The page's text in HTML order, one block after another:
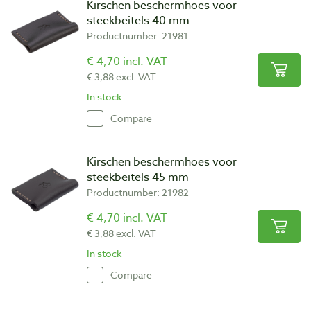
Kirschen beschermhoes voor
steekbeitels 40 mm
Productnumber: 21981
€ 4,70 incl. VAT
€ 3,88 excl. VAT
In stock
Compare
Kirschen beschermhoes voor
steekbeitels 45 mm
Productnumber: 21982
€ 4,70 incl. VAT
€ 3,88 excl. VAT
In stock
Compare